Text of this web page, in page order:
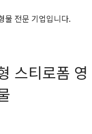
물 전문 기업입니다.
스티로폼 영